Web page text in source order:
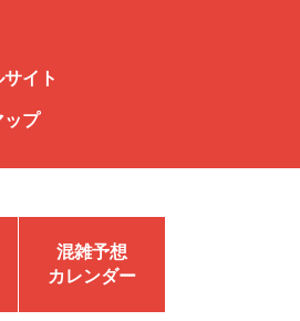
イト
ップ
混雑予想
カレンダー